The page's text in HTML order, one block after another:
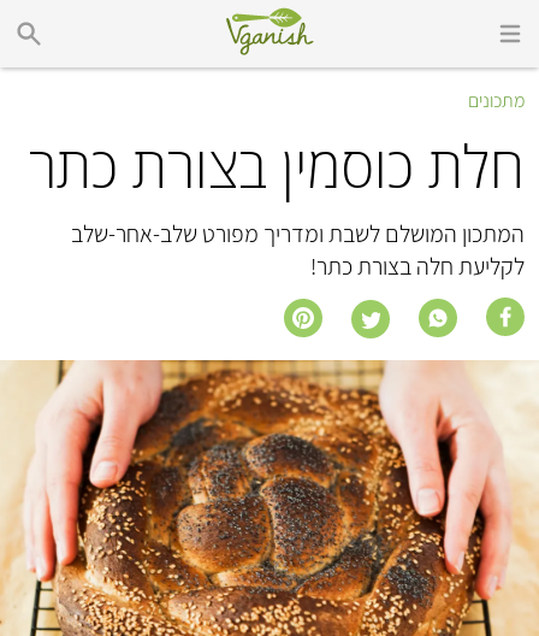
מתכונים
חלת כוסמין בצורת כתר
המתכון המושלם לשבת ומדריך מפורט שלב-אחר-שלב
לקליעת חלה בצורת כתר!